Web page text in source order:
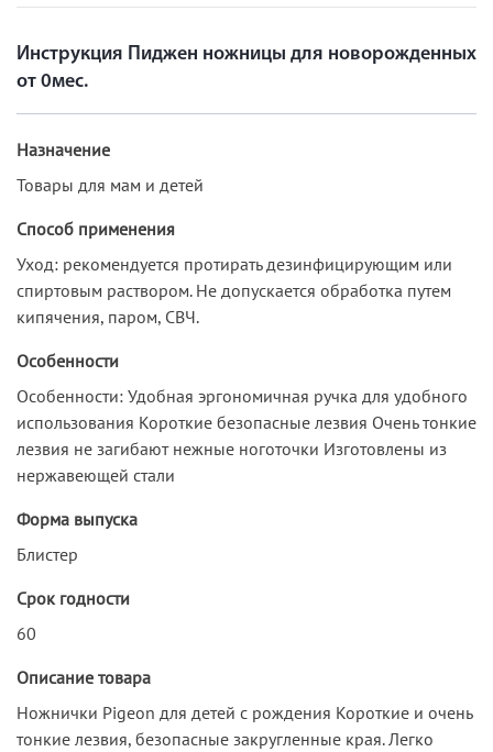
Инструкция Пиджен ножницы для новорожденных
от 0мес.
Назначение
Товары для мам и детей
Способ применения
Уход: рекомендуется протирать дезинфицирующим или
спиртовым раствором. Не допускается обработка путем
кипячения, паром, СВЧ.
Особенности
Особенности: Удобная эргономичная ручка для удобного
использования Короткие безопасные лезвия Очень тонкие
лезвия не загибают нежные ноготочки Изготовлены из
нержавеющей стали
Форма выпуска
Блистер
Срок годности
60
Описание товара
Ножнички Pigeon для детей с рождения Короткие и очень
тонкие лезвия, безопасные закругленные края. Легко